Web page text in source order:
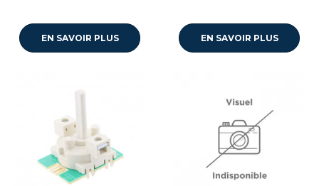
EN SAVOIR PLUS EN SAVOIR PLUS